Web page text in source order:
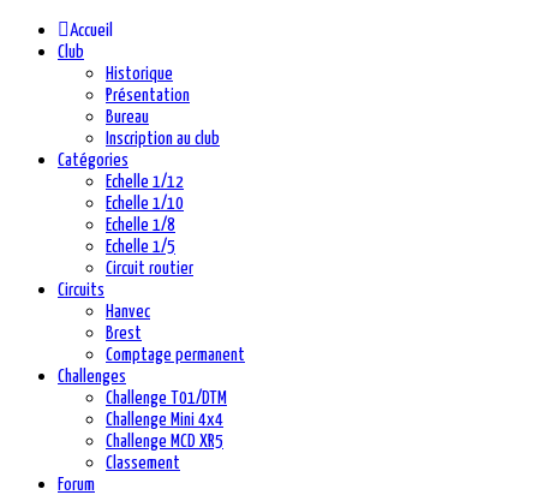
Accueil
Club
Historique
Présentation
Bureau
Inscription au club
Catégories
Echelle 1/12
Echelle 1/10
Echelle 1/8
Echelle 1/5
Circuit routier
Circuits
Hanvec
Brest
Comptage permanent
Challenges
Challenge T01/DTM
Challenge Mini 4x4
Challenge MCD XR5
Classement
Forum